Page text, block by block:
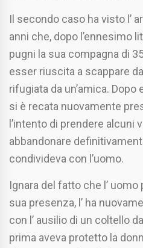
Il secondo caso ha visto l’
anni che, dopo l’ennesimo
pugni la sua compagna di
esser riuscita a scappare
rifugiata da un’amica.
si è recata nuovamente
l’intento di prendere alcuni
abbandonare
condivideva con l’uomo.
Ignara del fatto che l’
sua presenza, l’ ha
con l’ ausilio di un coltello
prima aveva protetto la